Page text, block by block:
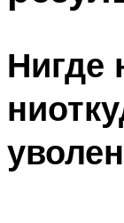
Нигде
уволен